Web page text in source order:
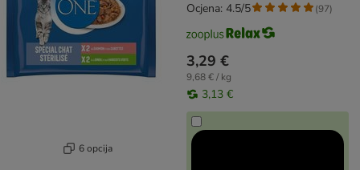
6 opcija
3,29 €
9,68 € / kg
3,13 €
Ocjena: 4.5/5 (97)